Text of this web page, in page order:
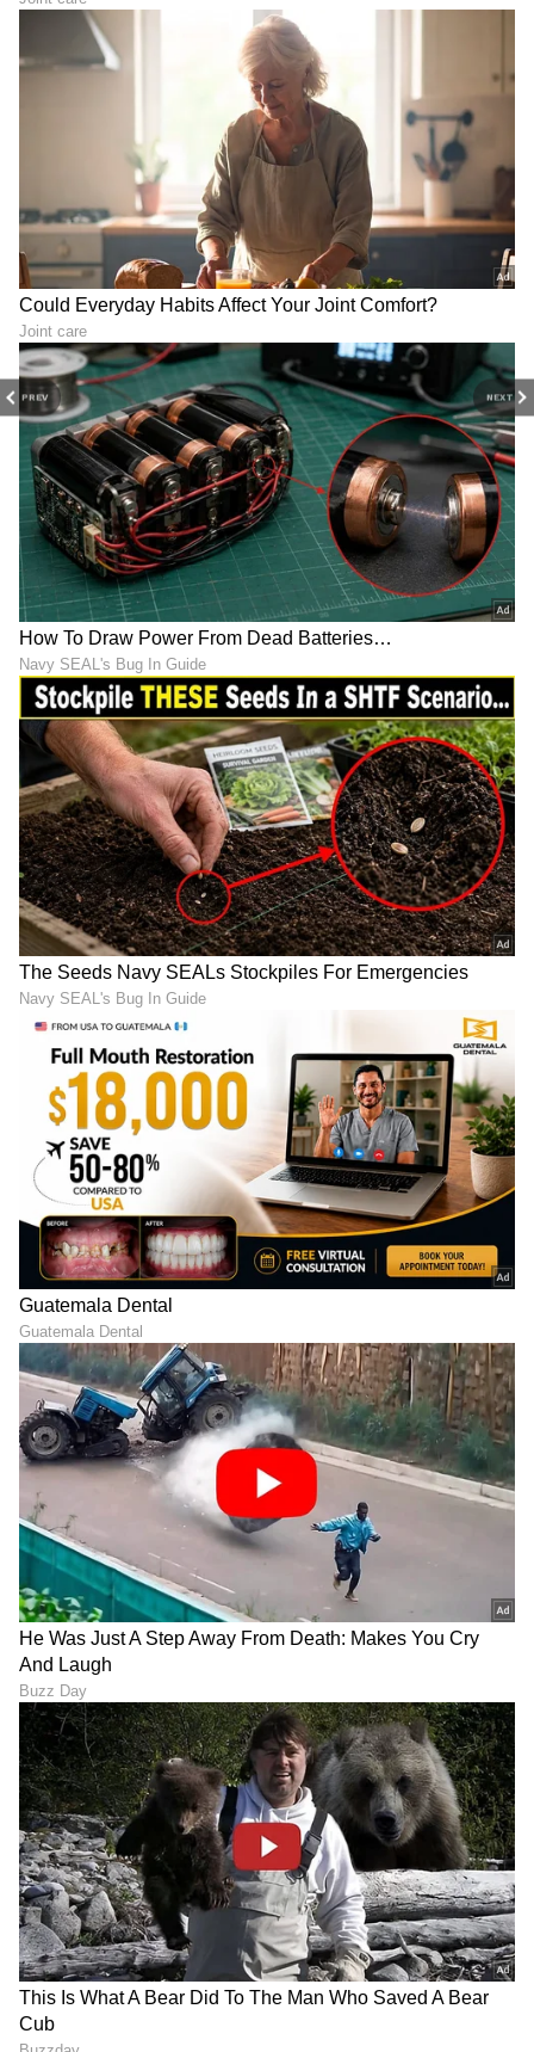
PREV NEXT
DOWNLOAD APP
RECOMMENDED STORIES
15 ಪ್ರೀಮಿಯಂ ಒಟಿಟಿ, 1000ಕ್ಕೂ
ಹೆಚ್ಚು ಲೈವ್ ಟಿವಿಯ ಜಿಯೋ
OTT ಪಾಸ್ ವಿಸ್ತರಣೆ ಆಫರ್
ಭಾರತದಲ್ಲಿ ಫೇಸ್‌ಬುಕ್ ಬ್ಯಾನ್
ಆಗುತ್ತಾ? ಮೂರು ದಿನದ ಡೆಡ್
ಲೈನ್ ನೀಡಿದ ಸಂಸದೀಯ ಸಮಿತಿ
ಟೆಕ್ ಜಗತ್ತಿನಲ್ಲಿ ಎಐ ಭರಾಟೆ:
ತಂತ್ರಜ್ಞಾನದ ಮೇಲೆ ನಂಬಿಕೆ ಇಟ್ಟ
ಕಂಪನಿಗಳಿಗೆ ಲಾಭದ
ಲೆಕ್ಕಾಚಾರವೇ ಗೊತ್ತಿಲ್ಲ! ವರದಿ
AGI: ಶೀಘ್ರ ಬರಲಿದೆ ಮಾನವ
ಅಪಾಯ ಮತ್ತು ಅವಕಾಶಗಳ ಬಗ್ಗೆ
ಗೂಗಲ್ ಡೀಪ್‌ಮೈಂಡ್ ಸಿಇಒ
ಹೇಳಿದ್ದೇನು?
LATEST VIDEOS
"ರಾಜಕೀಯ ಬೇಡ, ಸಿನಿಮಾನೇ ಪ್ರಾಣ":
ಕನಕೋತ್ಸವದಲ್ಲಿ ರಿಷಬ್ ಶೆಟ್ಟಿ | Rishab
Shetty speech | Suvarna News
ಶೇ.50 ರಿಂದ ಶೇ.18 ಕ್ಕೆ TAX ಇಳಿಕೆ: ಮೋದಿ-
ಟ್ರಂಪ್ ಐತಿಹಾಸಿಕ ಒಪ್ಪಂದ | India US
Trade Deal | Party Rounds